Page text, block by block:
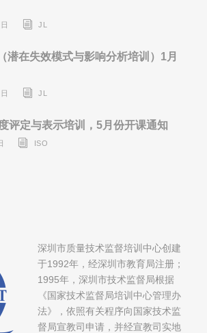
JL
潜在失效模式与影响分析培训）1月
JL
评定与表示培训，5月份开课通知
ISO
深圳市质量技术监督培训中心创建
于1992年，经深圳市教育局注册；
1995年，深圳市技术监督局根据
《国家技术监督局培训中心管理办
法》，依照有关程序向国家技术监
督局宣教司申请，并经宣教司实地